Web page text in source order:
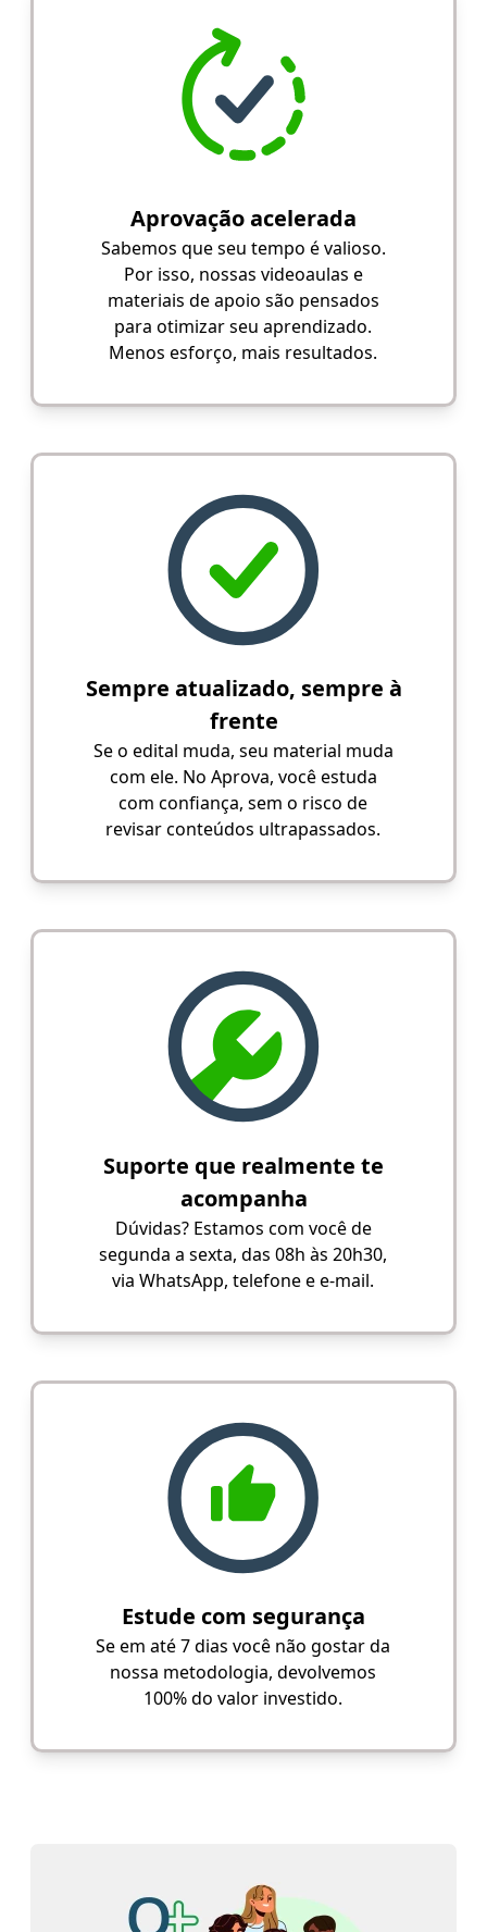
Aprovação acelerada
Sabemos que seu tempo é valioso.
Por isso, nossas videoaulas e
materiais de apoio são pensados
para otimizar seu aprendizado.
Menos esforço, mais resultados.
Sempre atualizado, sempre à
frente
Se o edital muda, seu material muda
com ele. No Aprova, você estuda
com confiança, sem o risco de
revisar conteúdos ultrapassados.
Suporte que realmente te
acompanha
Dúvidas? Estamos com você de
segunda a sexta, das 08h às 20h30,
via WhatsApp, telefone e e-mail.
Estude com segurança
Se em até 7 dias você não gostar da
nossa metodologia, devolvemos
100% do valor investido.